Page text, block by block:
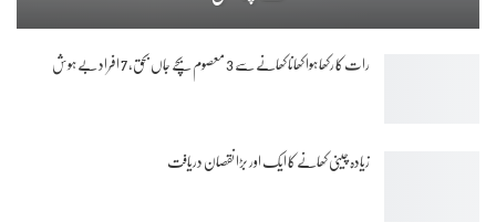
رات کا رکھا ہوا کھانا کھانے سے 3 معصوم بچے جاں بحق، 7 افراد بے ہوش
زیادہ چینی کھانے کا ایک اور بڑا نقصان دریافت